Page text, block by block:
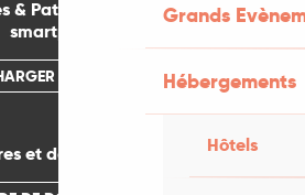
Grands
Hébergements
Hôtels
& Patrimoines sur votre
smartphone
L'APPLICATION
et documentations